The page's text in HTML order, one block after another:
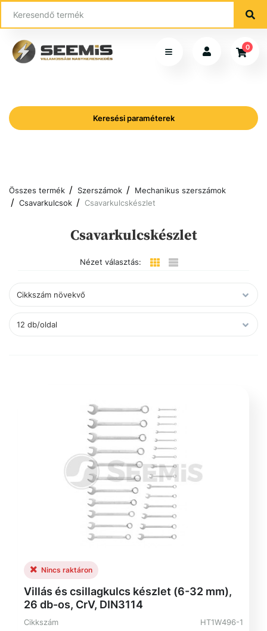
0
Keresési paraméterek
Összes termék Szerszámok
Mechanikus szerszámok
Csavarkulcsok
Csavarkulcskészlet
Csavarkulcskészlet
Nézet választás:
Nincs raktáron
Villás és csillagkulcs készlet (6-32 mm),
26 db-os, CrV, DIN3114
Cikkszám HT1W496-1